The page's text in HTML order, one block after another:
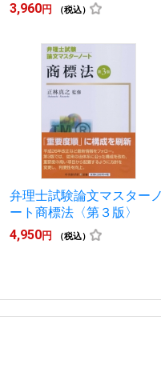
3,960円 （税込）
弁理士試験論文マスターノ
ート商標法〈第３版〉
4,950円 （税込）